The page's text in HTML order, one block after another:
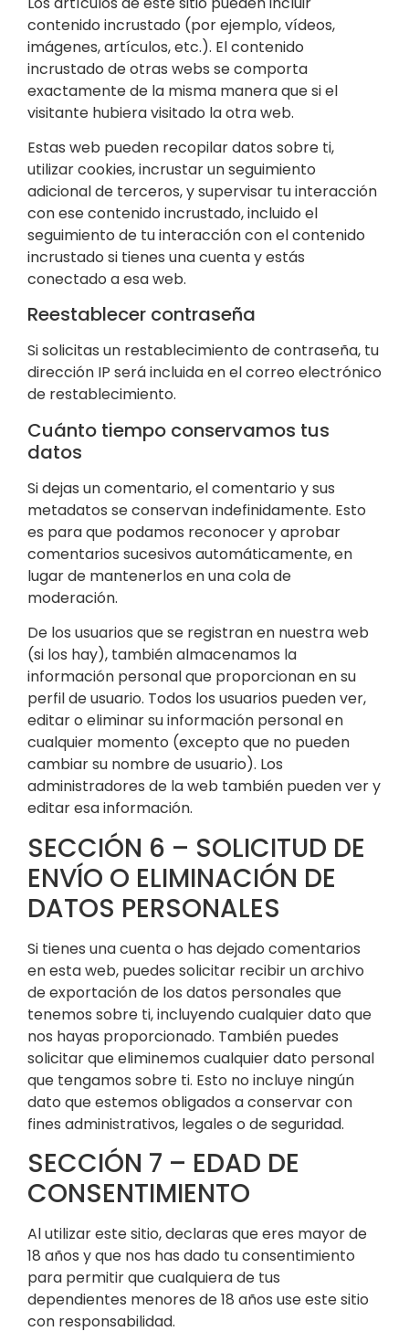
contenido incrustado (por ejemplo, vídeos,
imágenes, artículos, etc.). El contenido
incrustado de otras webs se comporta
exactamente de la misma manera que si el
visitante hubiera visitado la otra web.
Estas web pueden recopilar datos sobre ti,
utilizar cookies, incrustar un seguimiento
adicional de terceros, y supervisar tu interacción
con ese contenido incrustado, incluido el
seguimiento de tu interacción con el contenido
incrustado si tienes una cuenta y estás
conectado a esa web.
Reestablecer contraseña
Si solicitas un restablecimiento de contraseña, tu
dirección IP será incluida en el correo electrónico
de restablecimiento.
Cuánto tiempo conservamos tus
datos
Si dejas un comentario, el comentario y sus
metadatos se conservan indefinidamente. Esto
es para que podamos reconocer y aprobar
comentarios sucesivos automáticamente, en
lugar de mantenerlos en una cola de
moderación.
De los usuarios que se registran en nuestra web
(si los hay), también almacenamos la
información personal que proporcionan en su
perfil de usuario. Todos los usuarios pueden ver,
editar o eliminar su información personal en
cualquier momento (excepto que no pueden
cambiar su nombre de usuario). Los
administradores de la web también pueden ver y
editar esa información.
SECCIÓN 6 – SOLICITUD DE
ENVÍO O ELIMINACIÓN DE
DATOS PERSONALES
Si tienes una cuenta o has dejado comentarios
en esta web, puedes solicitar recibir un archivo
de exportación de los datos personales que
tenemos sobre ti, incluyendo cualquier dato que
nos hayas proporcionado. También puedes
solicitar que eliminemos cualquier dato personal
que tengamos sobre ti. Esto no incluye ningún
dato que estemos obligados a conservar con
fines administrativos, legales o de seguridad.
SECCIÓN 7 – EDAD DE
CONSENTIMIENTO
Al utilizar este sitio, declaras que eres mayor de
18 años y que nos has dado tu consentimiento
para permitir que cualquiera de tus
dependientes menores de 18 años use este sitio
con responsabilidad.